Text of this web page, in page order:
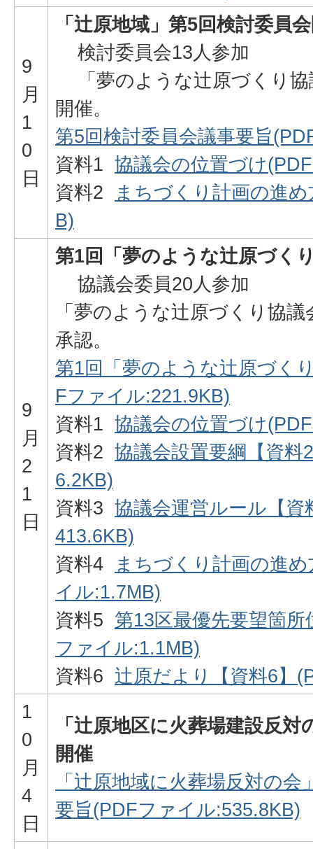
9
月
1
0
日
「辻原地域」第5回検討委員
検討委員会13人参加
「夢のような辻原づくり協
開催。
第5回検討委員会議事要旨
資料1 協議会の位置づけ
資料2
まちづくり計画の進
B)
9
月
2
1
日
第1回「夢のような辻原づく
協議会委員20人参加
「夢のような辻原づくり協
承認。
第1回「夢のような辻原づく
Fファイル:221.9KB)
資料1 協議会の位置づけ
資料2 協議会設置要綱【資
6.2KB)
資料3 協議会運営ルール【
413.6KB)
資料4
まちづくり計画の進
イル:1.7MB)
資料5 第13区最優先要望箇
ファイル:1.1MB)
資料6 辻原だより【資料6】
1
0
月
4
日
「辻原地区に火葬場建設反
開催
「辻原地域に火葬場反対の
要旨(PDFファイル:535.8KB)